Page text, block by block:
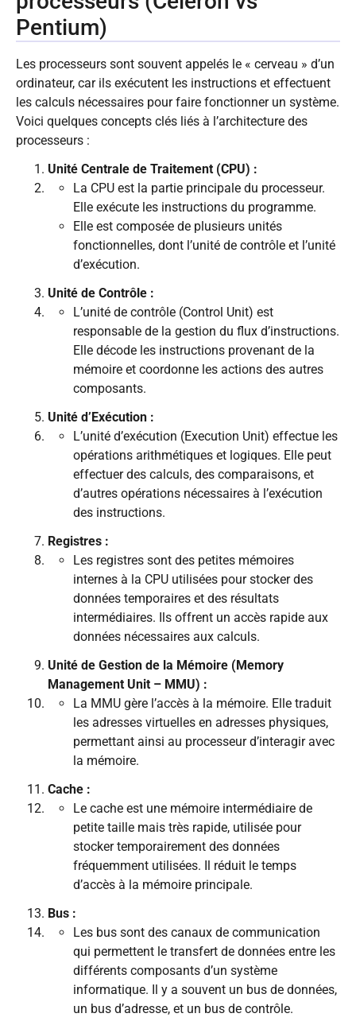
Pentium)
Les processeurs sont souvent appelés le « cerveau » d’un
ordinateur, car ils exécutent les instructions et effectuent
les calculs nécessaires pour faire fonctionner un système.
Voici quelques concepts clés liés à l’architecture des
processeurs :
Unité Centrale de Traitement (CPU) :
La CPU est la partie principale du processeur.
Elle exécute les instructions du programme.
Elle est composée de plusieurs unités
fonctionnelles, dont l’unité de contrôle et l’unité
d’exécution.
Unité de Contrôle :
L’unité de contrôle (Control Unit) est
responsable de la gestion du flux d’instructions.
Elle décode les instructions provenant de la
mémoire et coordonne les actions des autres
composants.
Unité d’Exécution :
L’unité d’exécution (Execution Unit) effectue les
opérations arithmétiques et logiques. Elle peut
effectuer des calculs, des comparaisons, et
d’autres opérations nécessaires à l’exécution
des instructions.
Registres :
Les registres sont des petites mémoires
internes à la CPU utilisées pour stocker des
données temporaires et des résultats
intermédiaires. Ils offrent un accès rapide aux
données nécessaires aux calculs.
Unité de Gestion de la Mémoire (Memory
Management Unit – MMU) :
La MMU gère l’accès à la mémoire. Elle traduit
les adresses virtuelles en adresses physiques,
permettant ainsi au processeur d’interagir avec
la mémoire.
Cache :
Le cache est une mémoire intermédiaire de
petite taille mais très rapide, utilisée pour
stocker temporairement des données
fréquemment utilisées. Il réduit le temps
d’accès à la mémoire principale.
Bus :
Les bus sont des canaux de communication
qui permettent le transfert de données entre les
différents composants d’un système
informatique. Il y a souvent un bus de données,
un bus d’adresse, et un bus de contrôle.